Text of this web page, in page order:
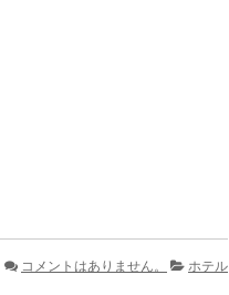
コメントはありません。 ホテル